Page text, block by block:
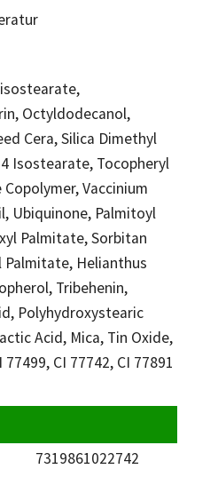
Octyldodecanol,
Cera, Silica Dimethyl
Isostearate, Tocopheryl
Vaccinium
Ubiquinone, Palmitoyl
Palmitate, Sorbitan
Helianthus
Tribehenin,
Polyhydroxystearic
Acid, Mica, Tin Oxide,
77499, CI 77742, CI 77891
7319861022742